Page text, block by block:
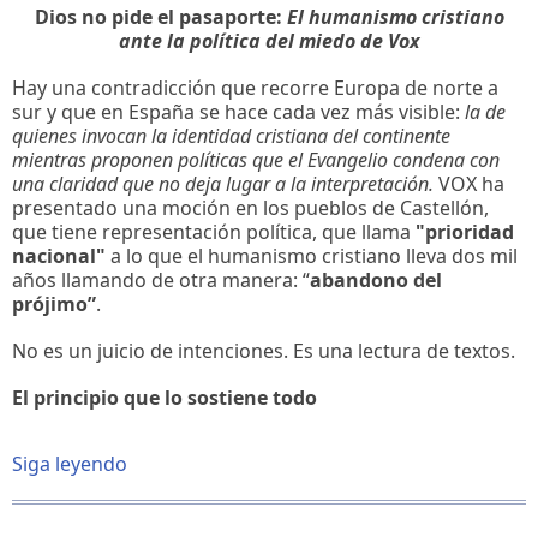
Dios no pide el pasaporte: El humanismo cristiano
ante la política del miedo de Vox
Hay una contradicción que recorre Europa de norte a
sur y que en España se hace cada vez más visible: la de
quienes invocan la identidad cristiana del continente
mientras proponen políticas que el Evangelio condena con
una claridad que no deja lugar a la interpretación. VOX ha
presentado una moción en los pueblos de Castellón,
que tiene representación política, que llama "prioridad
nacional" a lo que el humanismo cristiano lleva dos mil
años llamando de otra manera: “abandono del
prójimo”.
No es un juicio de intenciones. Es una lectura de textos.
El principio que lo sostiene todo
Siga leyendo
NO